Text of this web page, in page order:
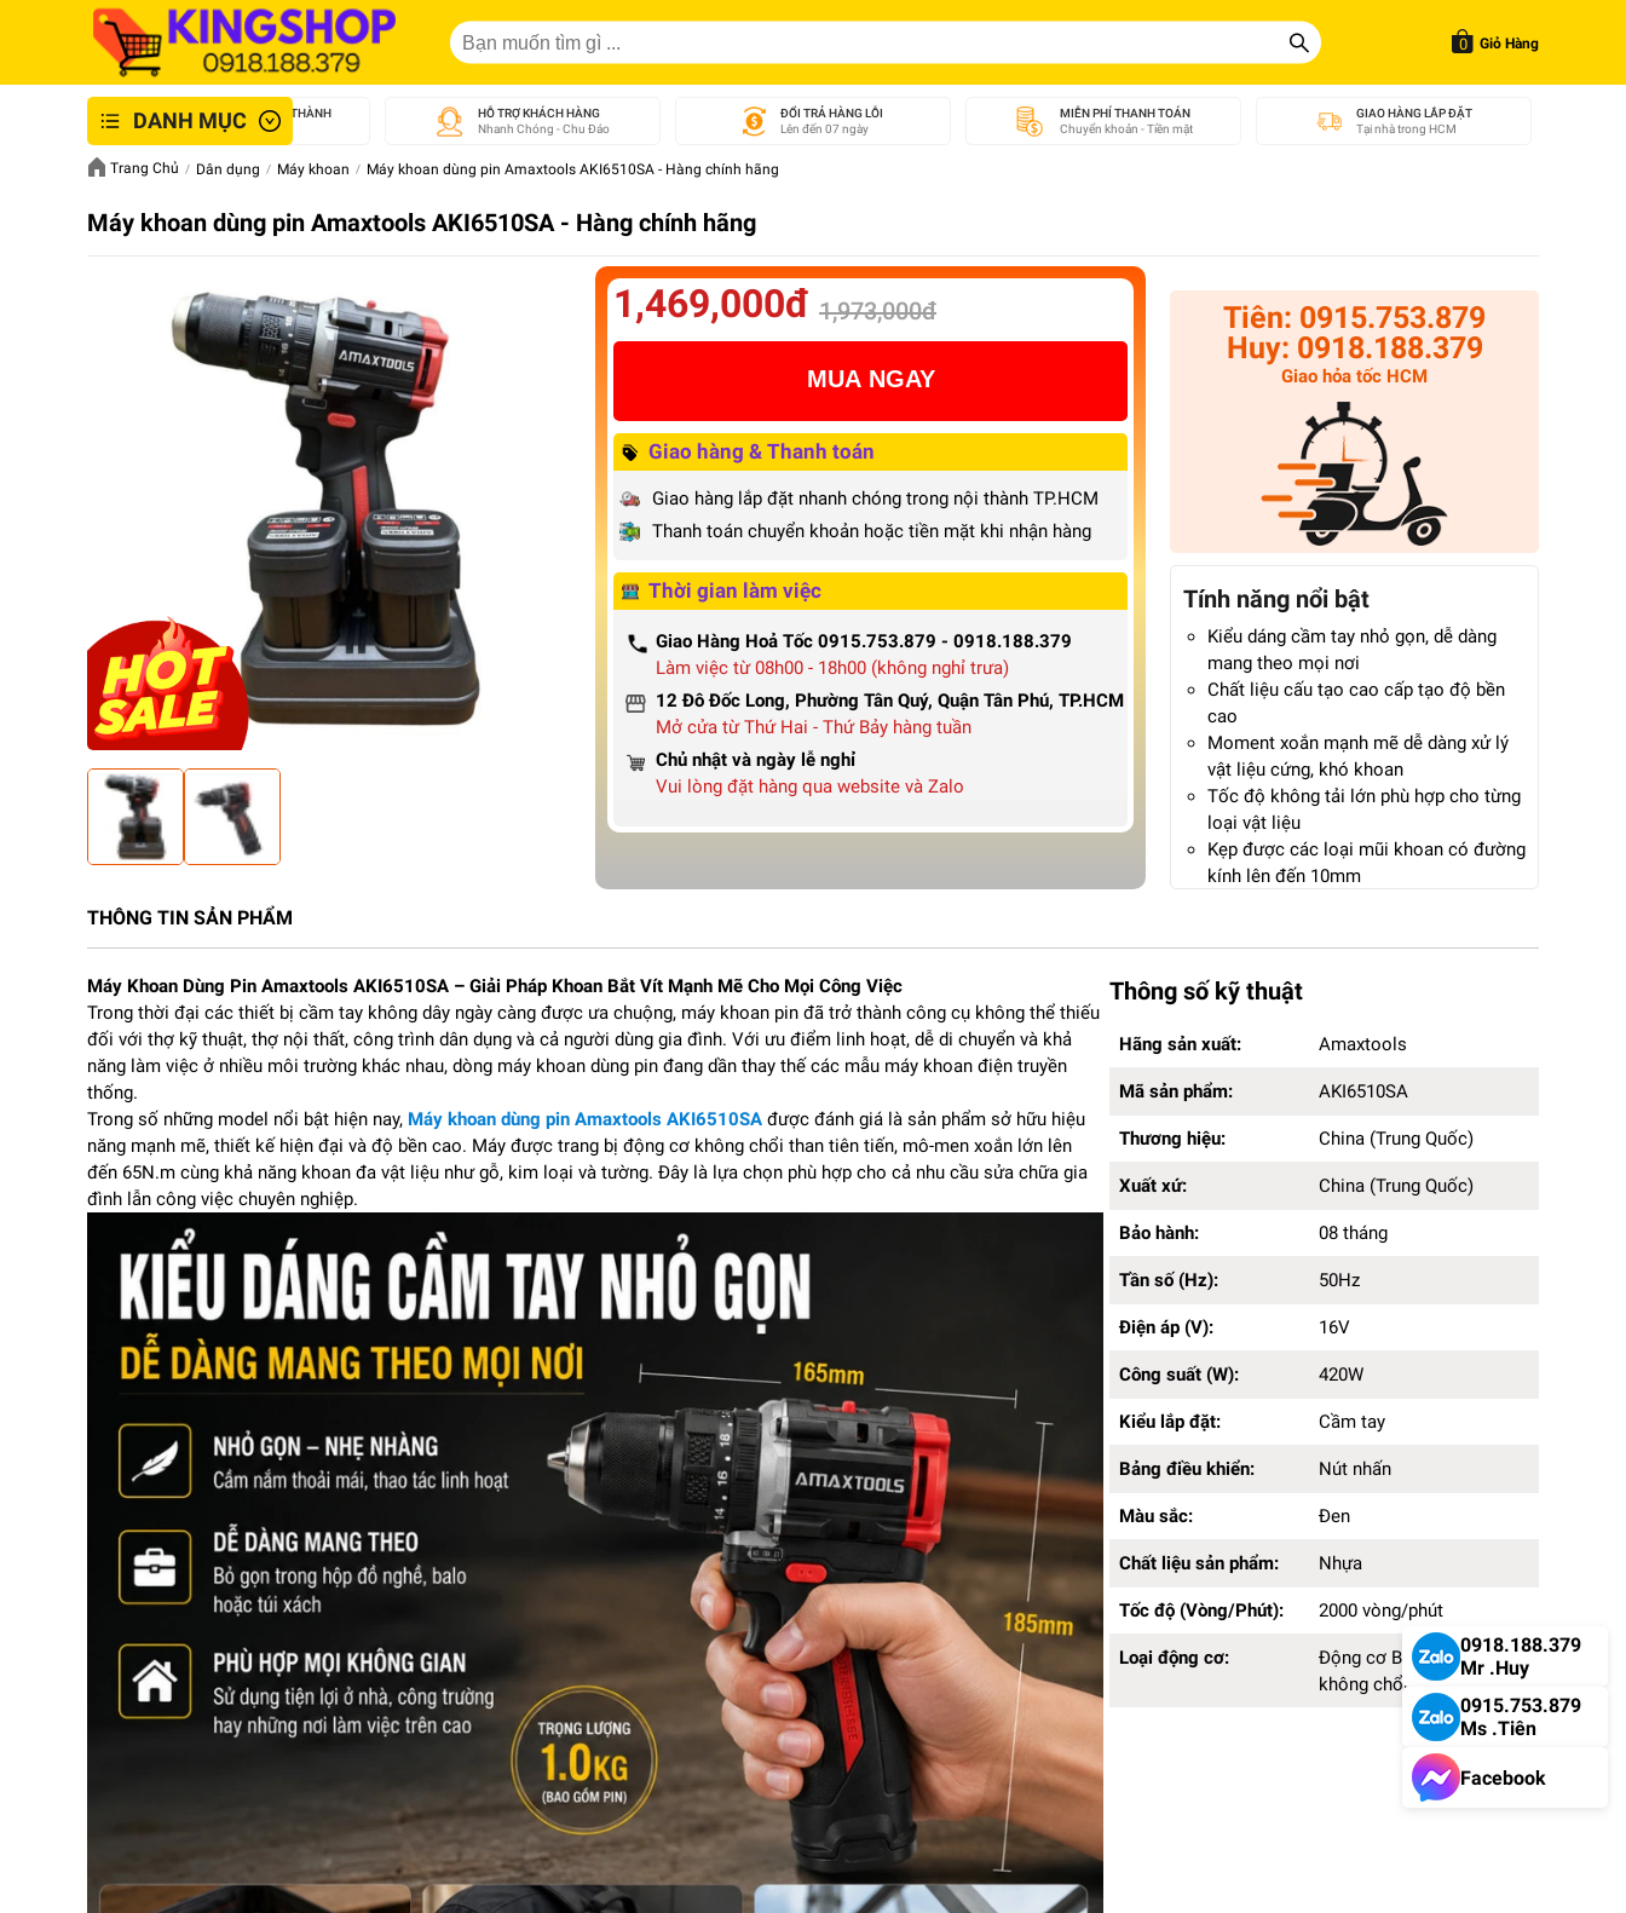
0 Giỏ Hàng
DANH MỤCGIAO NHANH NỘI THÀNH
An Toàn - Tận Tâm
HỖ TRỢ KHÁCH HÀNG
Nhanh Chóng - Chu Đáo
ĐỔI TRẢ HÀNG LỖI
Lên đến 07 ngày
MIỄN PHÍ THANH TOÁN
Chuyển khoản - Tiền mặt
GIAO HÀNG LẮP ĐẶT
Tại nhà trong HCM
Trang Chủ Dân dụng Máy khoan Máy khoan dùng pin Amaxtools AKI6510SA - Hàng chính hãng
Máy khoan dùng pin Amaxtools AKI6510SA - Hàng chính hãng
1,469,000đ 1,973,000đ
MUA NGAY
Giao hàng & Thanh toán
Giao hàng lắp đặt nhanh chóng trong nội thành TP.HCM
Thanh toán chuyển khoản hoặc tiền mặt khi nhận hàng
Thời gian làm việc
Giao Hàng Hoả Tốc 0915.753.879 - 0918.188.379
Làm việc từ 08h00 - 18h00 (không nghỉ trưa)
12 Đô Đốc Long, Phường Tân Quý, Quận Tân Phú, TP.HCM
Mở cửa từ Thứ Hai - Thứ Bảy hàng tuần
Chủ nhật và ngày lễ nghỉ
Vui lòng đặt hàng qua website và Zalo
Tiên: 0915.753.879
Huy: 0918.188.379
Giao hỏa tốc HCM
Tính năng nổi bật
Kiểu dáng cầm tay nhỏ gọn, dễ dàng
mang theo mọi nơi
Chất liệu cấu tạo cao cấp tạo độ bền
cao
Moment xoắn mạnh mẽ dễ dàng xử lý
vật liệu cứng, khó khoan
Tốc độ không tải lớn phù hợp cho từng
loại vật liệu
Kẹp được các loại mũi khoan có đường
kính lên đến 10mm
THÔNG TIN SẢN PHẨM
Máy Khoan Dùng Pin Amaxtools AKI6510SA – Giải Pháp Khoan Bắt Vít Mạnh Mẽ Cho Mọi Công Việc
Trong thời đại các thiết bị cầm tay không dây ngày càng được ưa chuộng, máy khoan pin đã trở thành công cụ không thể thiếu
đối với thợ kỹ thuật, thợ nội thất, công trình dân dụng và cả người dùng gia đình. Với ưu điểm linh hoạt, dễ di chuyển và khả
năng làm việc ở nhiều môi trường khác nhau, dòng máy khoan dùng pin đang dần thay thế các mẫu máy khoan điện truyền
thống.
Trong số những model nổi bật hiện nay, Máy khoan dùng pin Amaxtools AKI6510SA được đánh giá là sản phẩm sở hữu hiệu
năng mạnh mẽ, thiết kế hiện đại và độ bền cao. Máy được trang bị động cơ không chổi than tiên tiến, mô-men xoắn lớn lên
đến 65N.m cùng khả năng khoan đa vật liệu như gỗ, kim loại và tường. Đây là lựa chọn phù hợp cho cả nhu cầu sửa chữa gia
đình lẫn công việc chuyên nghiệp.
Hãng sản xuất:Amaxtools
Mã sản phẩm:
Thương hiệu:China (Trung Quốc)
Bảo hành:08 tháng
Điện áp (V):
Công suất (W):
Kiểu lắp đặt:
Bảng điều khiển:
Chất liệu sản phẩm:
Loại động cơ:Động cơ Brushless không chổi than
Thông số kỹ thuật
Hãng sản xuất: Amaxtools
Mã sản phẩm: AKI6510SA
Thương hiệu: China (Trung Quốc)
Xuất xứ: China (Trung Quốc)
Bảo hành: 08 tháng
Tần số (Hz): 50Hz
Điện áp (V): 16V
Công suất (W): 420W
Kiểu lắp đặt: Cầm tay
Bảng điều khiển: Nút nhấn
Màu sắc: Đen
Chất liệu sản phẩm: Nhựa
Tốc độ (Vòng/Phút): 2000 vòng/phút
Loại động cơ:
Động cơ Brushless
không chổi than
0918.188.379
Mr .Huy
0915.753.879
Ms .Tiên
Facebook